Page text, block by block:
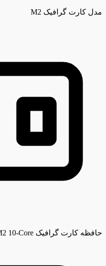
مدل کارت گرافیک M2
حافظه کارت گرافیک 10-Core